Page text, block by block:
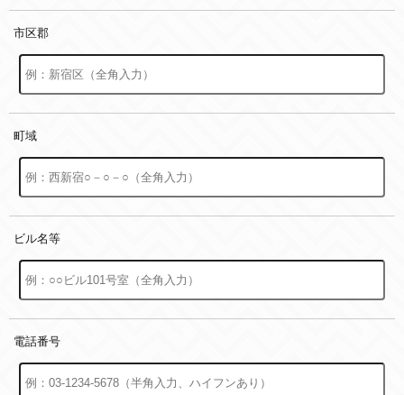
市区郡
町域
ビル名等
電話番号